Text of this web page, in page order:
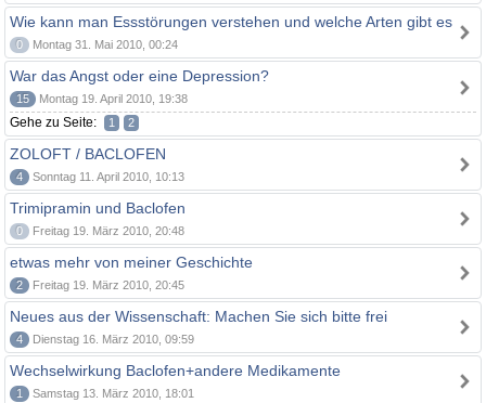
Wie kann man Essstörungen verstehen und welche Arten gibt es
0 Montag 31. Mai 2010, 00:24
War das Angst oder eine Depression?
15 Montag 19. April 2010, 19:38
Gehe zu Seite: 1 2
ZOLOFT / BACLOFEN
4 Sonntag 11. April 2010, 10:13
Trimipramin und Baclofen
0 Freitag 19. März 2010, 20:48
etwas mehr von meiner Geschichte
2 Freitag 19. März 2010, 20:45
Neues aus der Wissenschaft: Machen Sie sich bitte frei
4 Dienstag 16. März 2010, 09:59
Wechselwirkung Baclofen+andere Medikamente
1 Samstag 13. März 2010, 18:01